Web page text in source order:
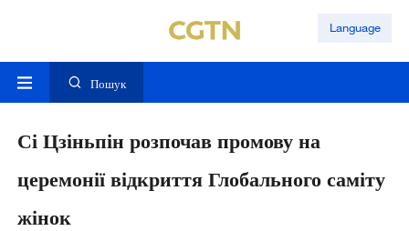
Language
Пошук
Сі Цзіньпін розпочав промову на
церемонії відкриття Глобального саміту
жінок